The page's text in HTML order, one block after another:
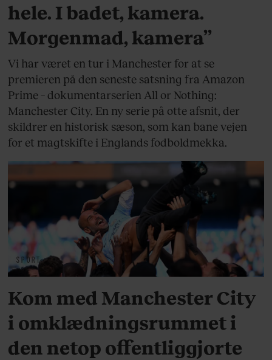
hele. I badet, kamera.
Morgenmad, kamera”
Vi har været en tur i Manchester for at se
premieren på den seneste satsning fra Amazon
Prime – dokumentarserien All or Nothing:
Manchester City. En ny serie på otte afsnit, der
skildrer en historisk sæson, som kan bane vejen
for et magtskifte i Englands fodboldmekka.
SPORT
Kom med Manchester City
i omklædningsrummet i
den netop offentliggjorte